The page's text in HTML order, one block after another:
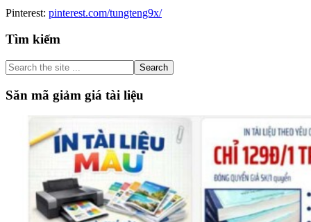
Pinterest: pinterest.com/tungteng9x/
Primary
Sidebar
Tìm kiếm
Search
the
site
...
Săn mã giảm giá tài liệu